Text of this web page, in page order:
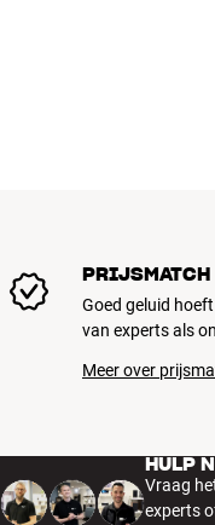
PRIJSMATCH
Goed geluid
van experts als
Meer over
HULP
Vraag
experts